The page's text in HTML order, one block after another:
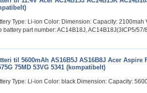
Type: Li-ion Color: Dimension: Capacity: 2100mah
battery part number: AC14B18J, AC14B18J(3ICP5/57/
til 5600mAh AS16B5J AS16B8J Acer Aspire
75MD 53VG 5341 (kompatibelt)
Type: Li-ion Color: black Dimension: Capacity: